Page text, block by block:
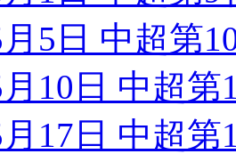
5日 中超第
10日 中超
17日 中超